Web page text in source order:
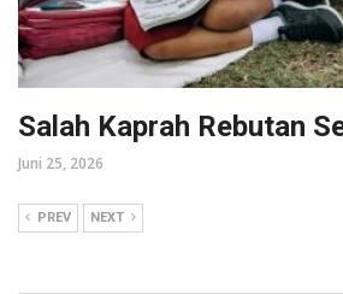
Salah Kaprah Rebutan
Juni 25, 2026
PREV NEXT